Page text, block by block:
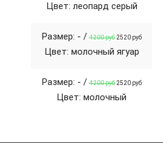
Цвет: леопард серый
Размер: - /4200 руб 2520 руб
Цвет: молочный ягуар
Размер: - /4200 руб 2520 руб
Цвет: молочный